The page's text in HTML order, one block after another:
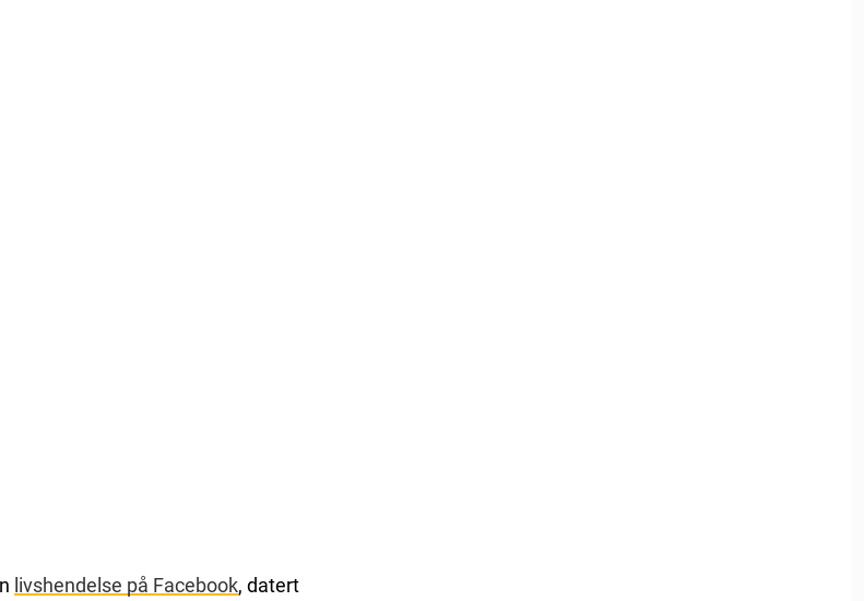
livshendelse på Facebook, datert